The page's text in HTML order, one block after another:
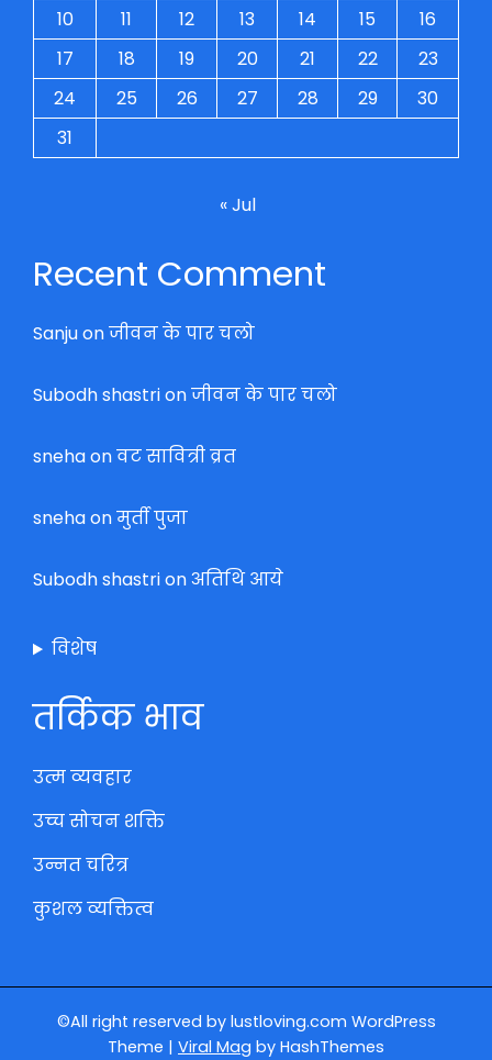
10
11 12 13 14 15
16
17
18 19 20 21 22
23
24
25 26 27 28 29
30
31
« Jul
Recent Comment
Sanjuonजीवन के पार चलो
Subodh shastrionजीवन के पार चलो
snehaonवट सावित्री व्रत
snehaonमुर्ती पुजा
Subodh shastrionअतिथि आये
विशेष
तर्किक भाव
उत्म व्यवहार
उच्च सोचन शक्ति
उन्नत चरित्र
कुशल व्यक्तित्व
©All right reserved by lustloving.com WordPress
Theme | Viral Mag by HashThemes